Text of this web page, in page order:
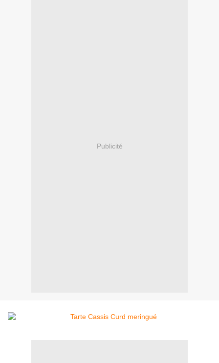
Publicité